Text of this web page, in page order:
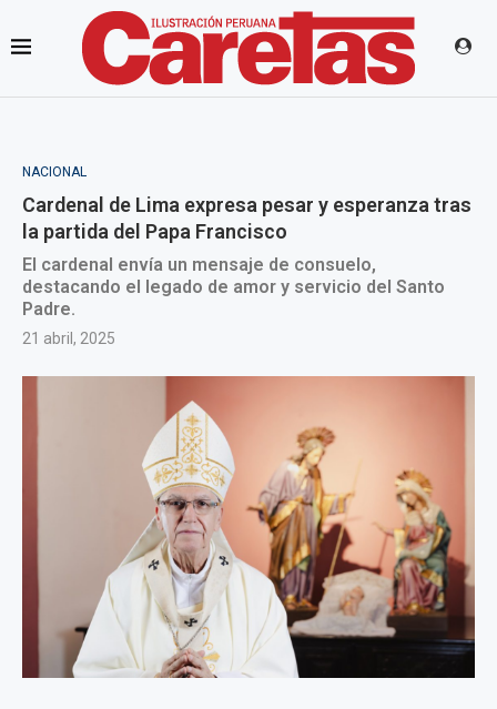
NACIONAL
Cardenal de Lima expresa pesar y esperanza tras
la partida del Papa Francisco
El cardenal envía un mensaje de consuelo,
destacando el legado de amor y servicio del Santo
Padre.
21 abril, 2025